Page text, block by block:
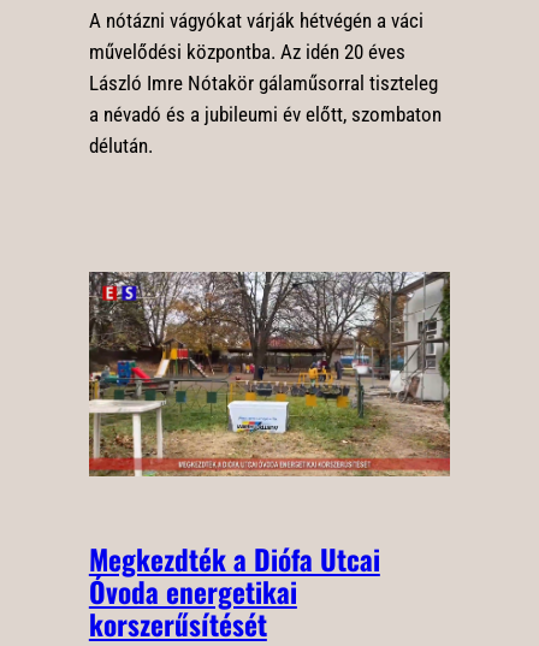
A nótázni vágyókat várják hétvégén a váci
művelődési központba. Az idén 20 éves
László Imre Nótakör gálaműsorral tiszteleg
a névadó és a jubileumi év előtt, szombaton
délután.
Megkezdték a Diófa Utcai
Óvoda energetikai
korszerűsítését